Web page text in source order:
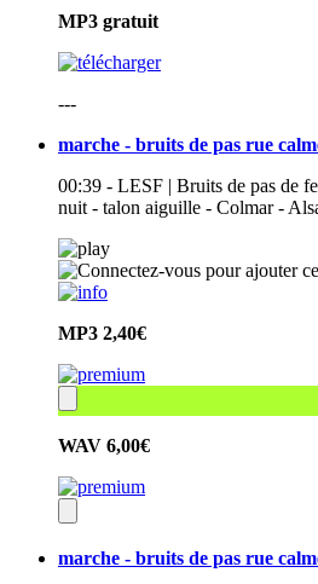
MP3 gratuit
---
marche - bruits de pas rue
00:39 - LESF | Bruits de pas de
nuit - talon aiguille - Colmar -
MP3 2,40€
WAV 6,00€
marche - bruits de pas rue